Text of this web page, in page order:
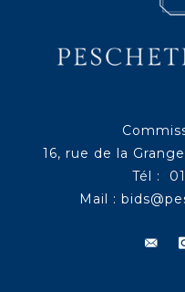
16, rue de la
Tél :
Mail :